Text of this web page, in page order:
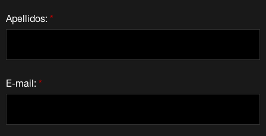
*
Apellidos:
*
E-mail: